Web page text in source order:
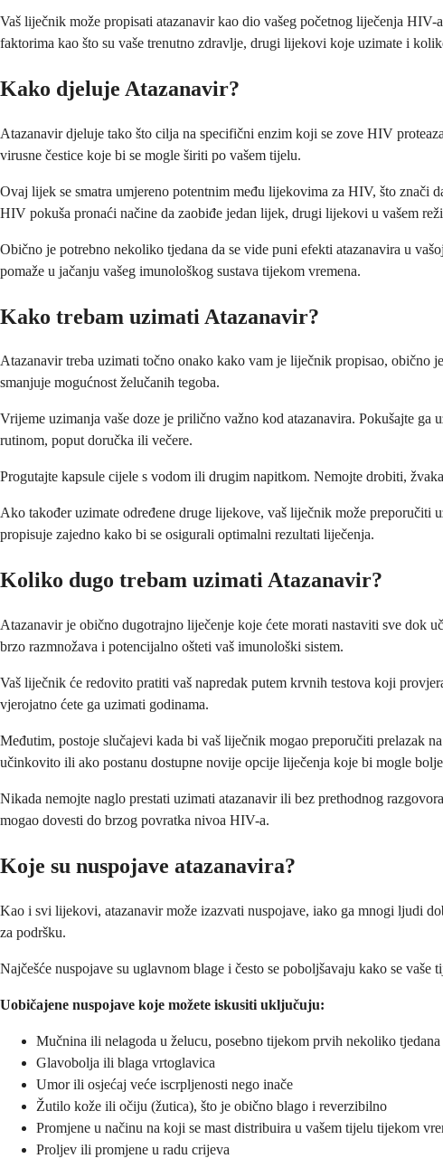
Vaš liječnik može propisati atazanavir kao dio vašeg početnog liječenja
faktorima kao što su vaše trenutno zdravlje, drugi lijekovi koje uzimate i
Kako djeluje Atazanavir?
Atazanavir djeluje tako što cilja na specifični enzim koji se zove HIV
virusne čestice koje bi se mogle širiti po vašem tijelu.
Ovaj lijek se smatra umjereno potentnim među lijekovima za HIV, što
HIV pokuša pronaći načine da zaobiđe jedan lijek, drugi lijekovi u vašem
Obično je potrebno nekoliko tjedana da se vide puni efekti atazanavira u
pomaže u jačanju vašeg imunološkog sustava tijekom vremena.
Kako trebam uzimati Atazanavir?
Atazanavir treba uzimati točno onako kako vam je liječnik propisao, obično
smanjuje mogućnost želučanih tegoba.
Vrijeme uzimanja vaše doze je prilično važno kod atazanavira. Pokušajte
rutinom, poput doručka ili večere.
Progutajte kapsule cijele s vodom ili drugim napitkom. Nemojte drobiti,
Ako također uzimate određene druge lijekove, vaš liječnik može preporučiti
propisuje zajedno kako bi se osigurali optimalni rezultati liječenja.
Koliko dugo trebam uzimati Atazanavir?
Atazanavir je obično dugotrajno liječenje koje ćete morati nastaviti sve
brzo razmnožava i potencijalno ošteti vaš imunološki sistem.
Vaš liječnik će redovito pratiti vaš napredak putem krvnih testova koji
vjerojatno ćete ga uzimati godinama.
Međutim, postoje slučajevi kada bi vaš liječnik mogao preporučiti prelazak
učinkovito ili ako postanu dostupne novije opcije liječenja koje bi mogle
Nikada nemojte naglo prestati uzimati atazanavir ili bez prethodnog
mogao dovesti do brzog povratka nivoa HIV-a.
Koje su nuspojave atazanavira?
Kao i svi lijekovi, atazanavir može izazvati nuspojave, iako ga mnogi ljudi
za podršku.
Najčešće nuspojave su uglavnom blage i često se poboljšavaju kako se
Uobičajene nuspojave koje možete iskusiti uključuju:
Mučnina ili nelagoda u želucu, posebno tijekom prvih nekoliko tjedana
Glavobolja ili blaga vrtoglavica
Umor ili osjećaj veće iscrpljenosti nego inače
Žutilo kože ili očiju (žutica), što je obično blago i reverzibilno
Promjene u načinu na koji se mast distribuira u vašem tijelu tijekom
Proljev ili promjene u radu crijeva